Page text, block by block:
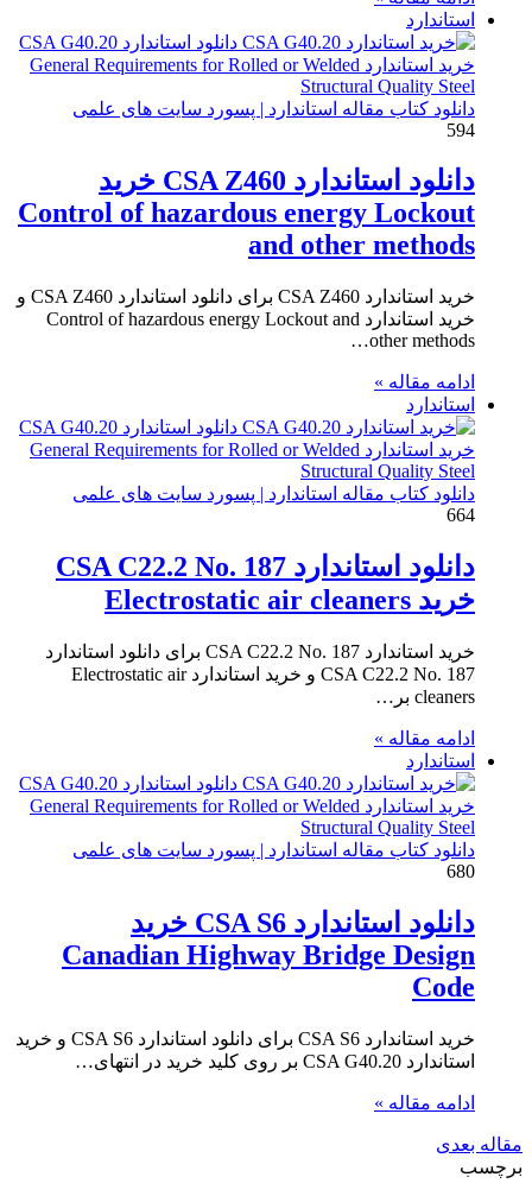
استاندارد
دانلود کتاب مقاله استاندارد | پسورد سایت های علمی
594
دانلود استاندارد CSA Z460 خرید
Control of hazardous energy Lockout
and other methods
خرید استاندارد CSA Z460 برای دانلود استاندارد CSA Z460 و
خرید استاندارد Control of hazardous energy Lockout and
other methods…
ادامه مقاله »
استاندارد
دانلود کتاب مقاله استاندارد | پسورد سایت های علمی
664
دانلود استاندارد CSA C22.2 No. 187
خرید Electrostatic air cleaners
خرید استاندارد CSA C22.2 No. 187 برای دانلود استاندارد
CSA C22.2 No. 187 و خرید استاندارد Electrostatic air
cleaners بر…
ادامه مقاله »
استاندارد
دانلود کتاب مقاله استاندارد | پسورد سایت های علمی
680
دانلود استاندارد CSA S6 خرید
Canadian Highway Bridge Design
Code
خرید استاندارد CSA S6 برای دانلود استاندارد CSA S6 و خرید
استاندارد CSA G40.20 بر روی کلید خرید در انتهای…
ادامه مقاله »
مقاله بعدی
برچسب